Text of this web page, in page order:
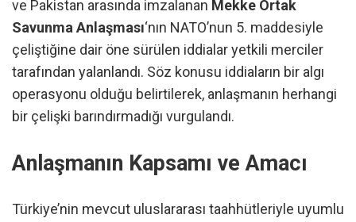
ve Pakistan arasında imzalanan Mekke Ortak
Savunma Anlaşması‘nın NATO’nun 5. maddesiyle
çeliştiğine dair öne sürülen iddialar yetkili merciler
tarafından yalanlandı. Söz konusu iddiaların bir algı
operasyonu olduğu belirtilerek, anlaşmanın herhangi
bir çelişki barındırmadığı vurgulandı.
Anlaşmanın Kapsamı ve Amacı
Türkiye’nin mevcut uluslararası taahhütleriyle uyumlu